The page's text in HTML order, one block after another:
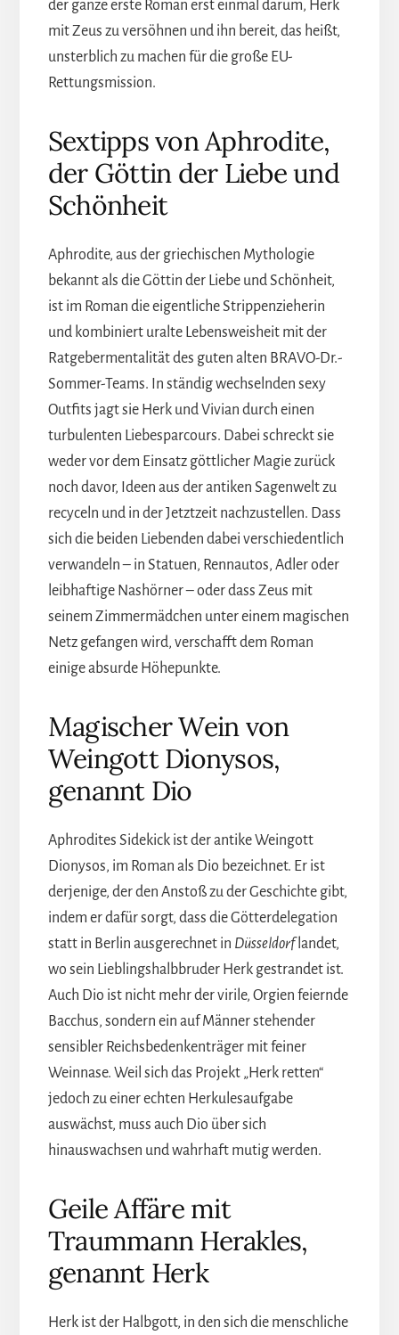
der ganze erste Roman erst einmal darum, Herk
mit Zeus zu versöhnen und ihn bereit, das heißt,
unsterblich zu machen für die große EU-
Rettungsmission.
Sextipps von Aphrodite,
der Göttin der Liebe und
Schönheit
Aphrodite, aus der griechischen Mythologie
bekannt als die Göttin der Liebe und Schönheit,
ist im Roman die eigentliche Strippenzieherin
und kombiniert uralte Lebensweisheit mit der
Ratgebermentalität des guten alten BRAVO-Dr.-
Sommer-Teams. In ständig wechselnden sexy
Outfits jagt sie Herk und Vivian durch einen
turbulenten Liebesparcours. Dabei schreckt sie
weder vor dem Einsatz göttlicher Magie zurück
noch davor, Ideen aus der antiken Sagenwelt zu
recyceln und in der Jetztzeit nachzustellen. Dass
sich die beiden Liebenden dabei verschiedentlich
verwandeln – in Statuen, Rennautos, Adler oder
leibhaftige Nashörner – oder dass Zeus mit
seinem Zimmermädchen unter einem magischen
Netz gefangen wird, verschafft dem Roman
einige absurde Höhepunkte.
Magischer Wein von
Weingott Dionysos,
genannt Dio
Aphrodites Sidekick ist der antike Weingott
Dionysos, im Roman als Dio bezeichnet. Er ist
derjenige, der den Anstoß zu der Geschichte gibt,
indem er dafür sorgt, dass die Götterdelegation
statt in Berlin ausgerechnet in Düsseldorflandet,
wo sein Lieblingshalbbruder Herk gestrandet ist.
Auch Dio ist nicht mehr der virile, Orgien feiernde
Bacchus, sondern ein auf Männer stehender
sensibler Reichsbedenkenträger mit feiner
Weinnase. Weil sich das Projekt „Herk retten“
jedoch zu einer echten Herkulesaufgabe
auswächst, muss auch Dio über sich
hinauswachsen und wahrhaft mutig werden.
Geile Affäre mit
Traummann Herakles,
genannt Herk
Herk ist der Halbgott, in den sich die menschliche